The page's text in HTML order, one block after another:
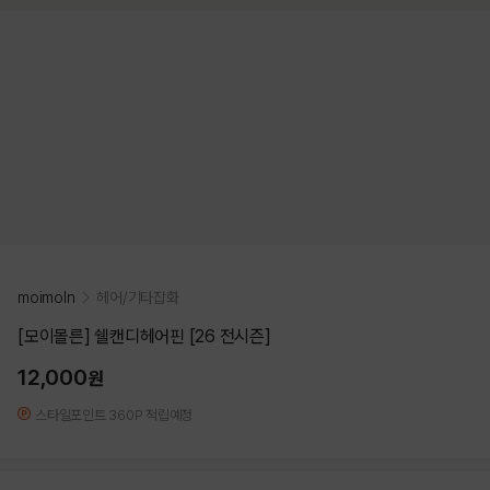
moimoln 헤어/기타잡화
[모이몰른] 쉘캔디헤어핀 [26 전시즌]
12,000원
스타일포인트 360P 적립예정